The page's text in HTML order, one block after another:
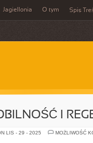
Jagiellonia O tym Spis
I
LIS - 29 - 2025
MOŻLIWOŚĆ